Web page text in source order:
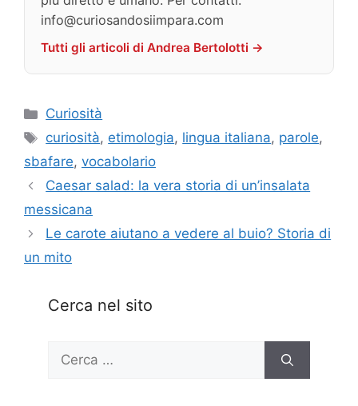
info@curiosandosiimpara.com
Tutti gli articoli di Andrea Bertolotti →
Categorie
Curiosità
Tag
curiosità, etimologia, lingua italiana, parole,
sbafare, vocabolario
Caesar salad: la vera storia di un’insalata
messicana
Le carote aiutano a vedere al buio? Storia di
un mito
Cerca nel sito
Ricerca